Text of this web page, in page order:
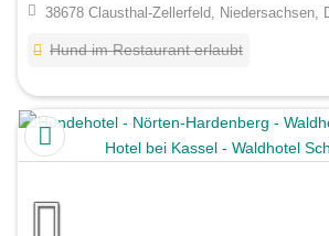
38678 Clausthal-Zellerfeld, Niedersachsen,
Hund im Restaurant erlaubt